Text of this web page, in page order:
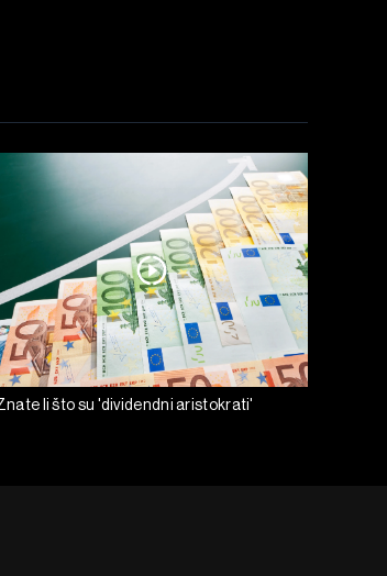
li što su 'dividendni aristokrati'